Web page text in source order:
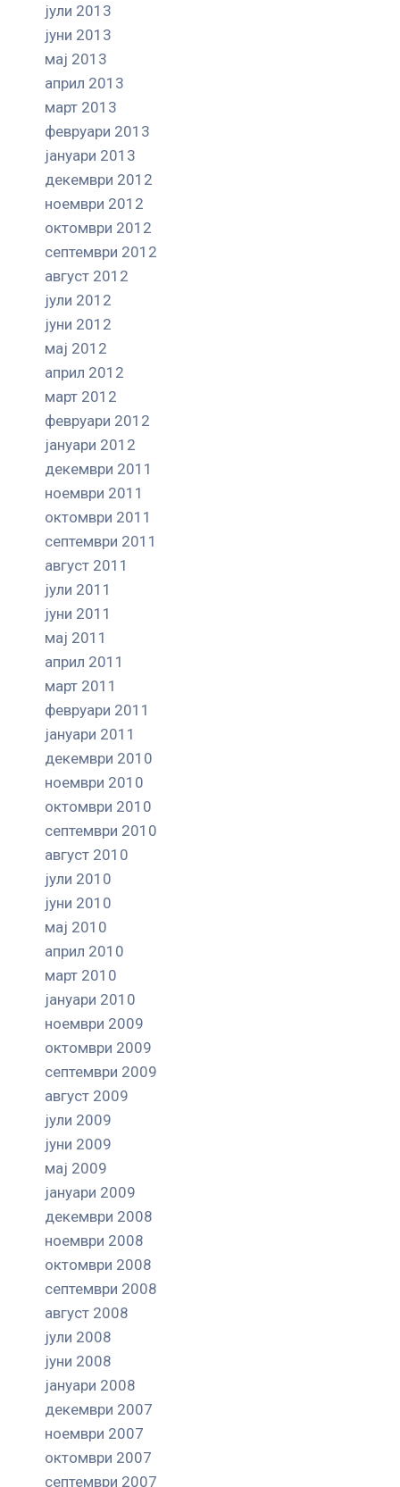
јули 2013
јуни 2013
мај 2013
април 2013
март 2013
февруари 2013
јануари 2013
декември 2012
ноември 2012
октомври 2012
септември 2012
август 2012
јули 2012
јуни 2012
мај 2012
април 2012
март 2012
февруари 2012
јануари 2012
декември 2011
ноември 2011
октомври 2011
септември 2011
август 2011
јули 2011
јуни 2011
мај 2011
април 2011
март 2011
февруари 2011
јануари 2011
декември 2010
ноември 2010
октомври 2010
септември 2010
август 2010
јули 2010
јуни 2010
мај 2010
април 2010
март 2010
јануари 2010
ноември 2009
октомври 2009
септември 2009
август 2009
јули 2009
јуни 2009
мај 2009
јануари 2009
декември 2008
ноември 2008
октомври 2008
септември 2008
август 2008
јули 2008
јуни 2008
јануари 2008
декември 2007
ноември 2007
октомври 2007
септември 2007